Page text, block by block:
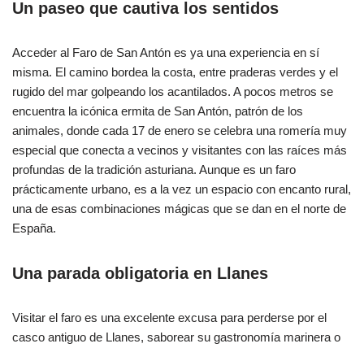
Un paseo que cautiva los sentidos
Acceder al Faro de San Antón es ya una experiencia en sí
misma. El camino bordea la costa, entre praderas verdes y el
rugido del mar golpeando los acantilados. A pocos metros se
encuentra la icónica ermita de San Antón, patrón de los
animales, donde cada 17 de enero se celebra una romería muy
especial que conecta a vecinos y visitantes con las raíces más
profundas de la tradición asturiana. Aunque es un faro
prácticamente urbano, es a la vez un espacio con encanto rural,
una de esas combinaciones mágicas que se dan en el norte de
España.
Una parada obligatoria en Llanes
Visitar el faro es una excelente excusa para perderse por el
casco antiguo de Llanes, saborear su gastronomía marinera o